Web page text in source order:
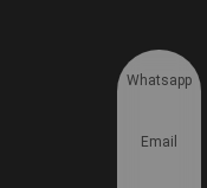
Whatsapp
Email